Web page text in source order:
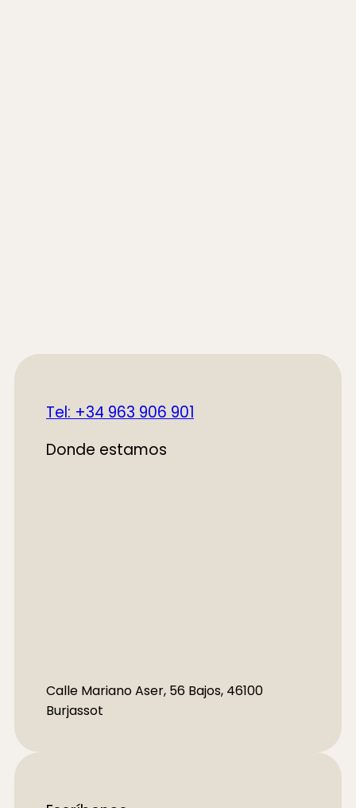
Tel: +34 963 906 901
Donde estamos
Calle Mariano Aser, 56 Bajos, 46100
Burjassot